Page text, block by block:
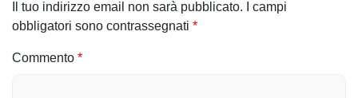
Il tuo indirizzo email non sarà pubblicato.
I campi
obbligatori sono contrassegnati *
Commento *